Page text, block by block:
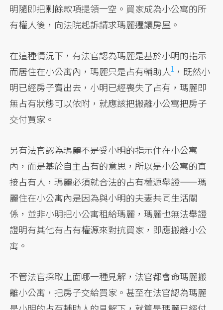
明隨即把剩餘款項提領一空。買家成為小公寓的所
有權人後，向法院起訴請求瑪麗遷讓房屋。
在這種情況下，有法官認為瑪麗是基於小明的指示
而居住在小公寓內，瑪麗只是占有輔助人1 ，既然小
明已經房子賣出去，小明已經喪失了占有，瑪麗即
無占有狀態可以依附，就應該把搬離小公寓把房子
交付買家。
另有法官認為瑪麗不是受小明的指示住在小公寓
內，而是基於自主占有的意思，所以是小公寓的直
接占有人，瑪麗必須就合法的占有權源舉證——瑪
麗住在小公寓內是因為與小明的夫妻共同生活關
係，並非小明把小公寓租給瑪麗，瑪麗也無法舉證
證明有其他有占有權源來對抗買家，即應搬離小公
寓。
不管法官採取上面哪一種見解，法官都會命瑪麗搬
離小公寓，把房子交給買家。甚至在法官認為瑪麗